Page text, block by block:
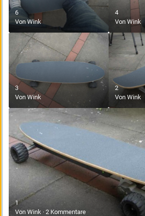
6
Von Wink
4
Von Wink
3
Von Wink
2
Von Wink
1
Von Wink · 2 Kommentare